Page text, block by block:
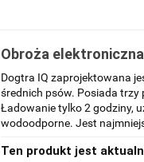
Obroża
Dogtra IQ zaprojektowana
średnich psów. Posiada trzy
Ładowanie tylko 2 godziny,
wodoodporne. Jest
Ten produkt jest